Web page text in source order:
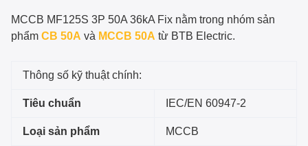
MCCB MF125S 3P 50A 36kA Fix nằm trong nhóm sản
phẩm CB 50A và MCCB 50A từ BTB Electric.
Thông số kỹ thuật chính:
Tiêu chuẩn IEC/EN 60947-2
Loại sản phẩm MCCB